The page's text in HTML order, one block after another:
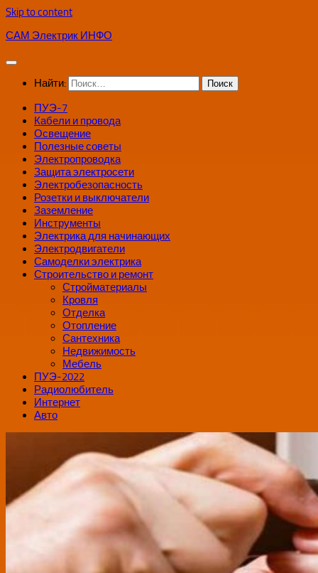
Skip to content
САМ Электрик ИНФО
Найти:
ПУЭ-7
Кабели и провода
Освещение
Полезные советы
Электропроводка
Защита электросети
Электробезопасность
Розетки и выключатели
Заземление
Инструменты
Электрика для начинающих
Электродвигатели
Самоделки электрика
Строительство и ремонт
Стройматериалы
Кровля
Отделка
Отопление
Сантехника
Недвижимость
Мебель
ПУЭ-2022
Радиолюбитель
Интернет
Авто